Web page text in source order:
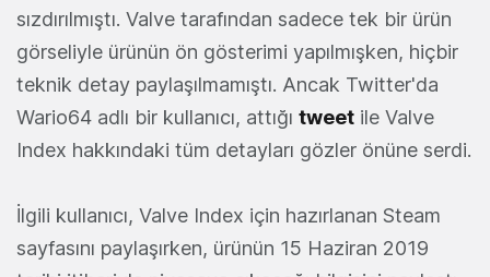
sızdırılmıştı. Valve tarafından sadece tek bir ürün
görseliyle ürünün ön gösterimi yapılmışken, hiçbir
teknik detay paylaşılmamıştı. Ancak Twitter'da
Wario64 adlı bir kullanıcı, attığı tweet ile Valve
Index hakkındaki tüm detayları gözler önüne serdi.
İlgili kullanıcı, Valve Index için hazırlanan Steam
sayfasını paylaşırken, ürünün 15 Haziran 2019